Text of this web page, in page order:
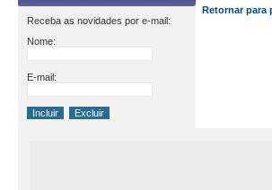
Receba as novidades por e-mail:
Nome:
E-mail:
Retornar para